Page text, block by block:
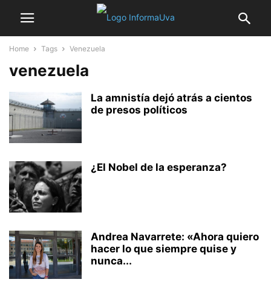
Home Tags Venezuela
venezuela
La amnistía dejó atrás a cientos
de presos políticos
¿El Nobel de la esperanza?
Andrea Navarrete: «Ahora quiero
hacer lo que siempre quise y
nunca...